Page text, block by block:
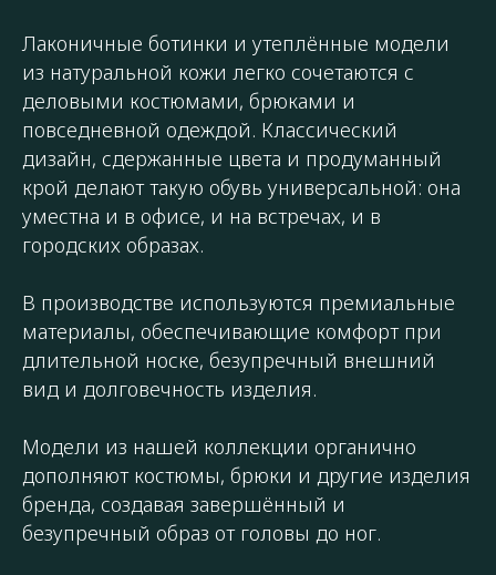
Лаконичные ботинки и утеплённые модели
из натуральной кожи легко сочетаются с
деловыми костюмами, брюками и
повседневной одеждой. Классический
дизайн, сдержанные цвета и продуманный
крой делают такую обувь универсальной: она
уместна и в офисе, и на встречах, и в
городских образах.
В производстве используются премиальные
материалы, обеспечивающие комфорт при
длительной носке, безупречный внешний
вид и долговечность изделия.
Модели из нашей коллекции органично
дополняют костюмы, брюки и другие изделия
бренда, создавая завершённый и
безупречный образ от головы до ног.